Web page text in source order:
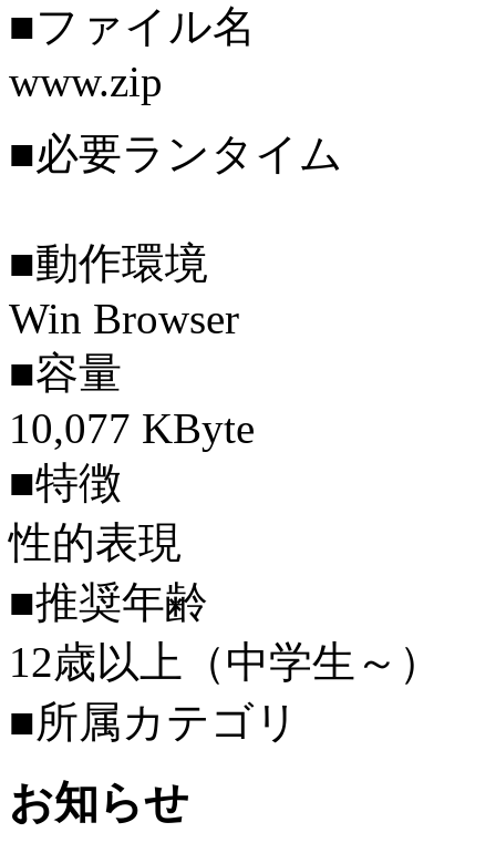
■ファイル名
www.zip
■必要ランタイム
■動作環境
Win Browser
■容量
10,077 KByte
■特徴
性的表現
■推奨年齢
12歳以上（中学生～）
■所属カテゴリ
お知らせ